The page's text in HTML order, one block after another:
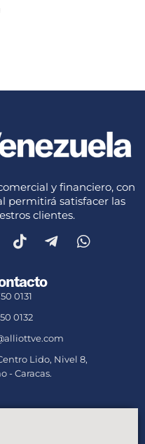
y financiero, con
permitirá satisfacer las
clientes.
0131
0132
Lido, Nivel 8,
- Caracas.